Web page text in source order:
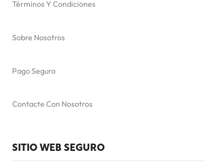
Términos Y Condiciones
Sobre Nosotros
Pago Seguro
Contacte Con Nosotros
SITIO WEB SEGURO